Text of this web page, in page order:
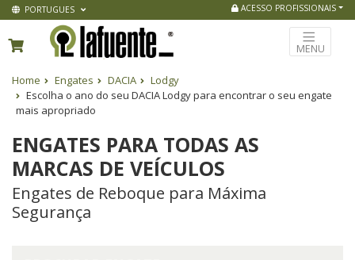
PORTUGUES ACESSO PROFISSIONAIS
MENU
Home Engates DACIA
Lodgy
Escolha o ano do seu DACIA Lodgy para encontrar o seu engate
mais apropriado
ENGATES PARA TODAS AS
MARCAS DE VEÍCULOS
Engates de Reboque para Máxima
Segurança